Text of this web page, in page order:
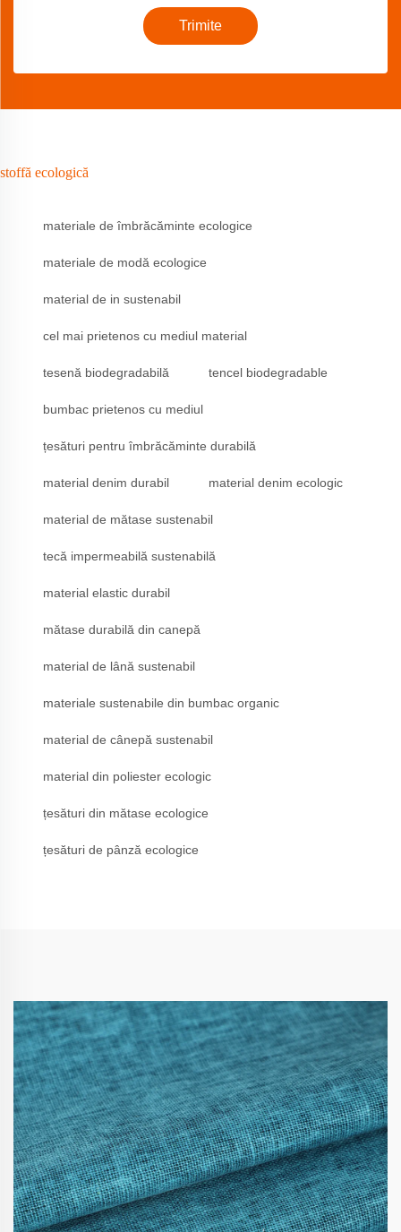
Trimite
stoffă ecologică
materiale de îmbrăcăminte ecologice
materiale de modă ecologice
material de in sustenabil
cel mai prietenos cu mediul material
tesenă biodegradabilă tencel biodegradable
bumbac prietenos cu mediul
țesături pentru îmbrăcăminte durabilă
material denim durabil material denim ecologic
material de mătase sustenabil
tecă impermeabilă sustenabilă
material elastic durabil
mătase durabilă din canepă
material de lână sustenabil
materiale sustenabile din bumbac organic
material de cânepă sustenabil
material din poliester ecologic
țesături din mătase ecologice
țesături de pânză ecologice